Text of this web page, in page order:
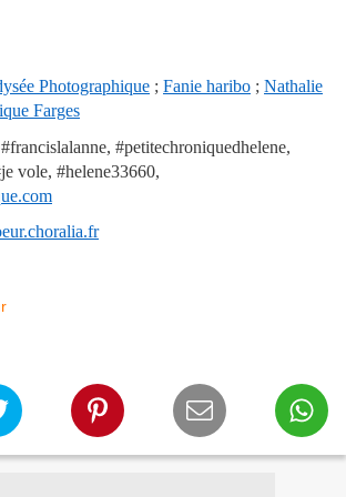
Photographique ; Fanie haribo ; Nathalie
Farges
#petitechroniquedhelene,
vole, #helene33660,